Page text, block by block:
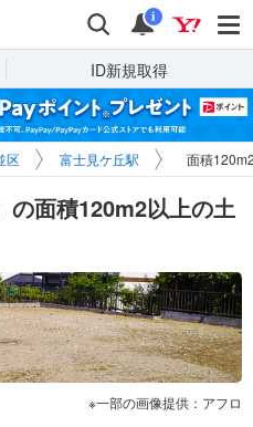
検索 通知
i
ID新規取得
区 富士見ケ丘駅 面積
の面積120m2以上の土
一部の画像提供：アフロ